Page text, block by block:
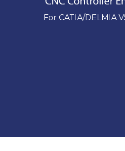
For CATIA/DELMIA